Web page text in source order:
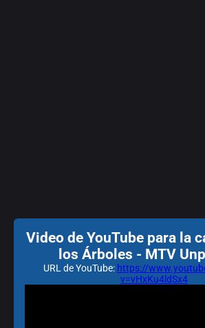
Video de YouTube para la
los Árboles - MTV
URL de YouTube: https://
v=vHxKu4ldSx4